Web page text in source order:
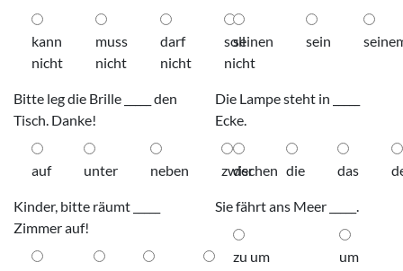
kann
nicht
muss
nicht
darf
nicht
soll
nicht
seinen sein
Bitte leg die Brille _____ den
Tisch. Danke!
auf unter neben zwischen
Die Lampe steht in _____
Ecke.
der die das
Kinder, bitte räumt _____
Zimmer auf!
Sie fährt ans Meer _____.
zu um
um